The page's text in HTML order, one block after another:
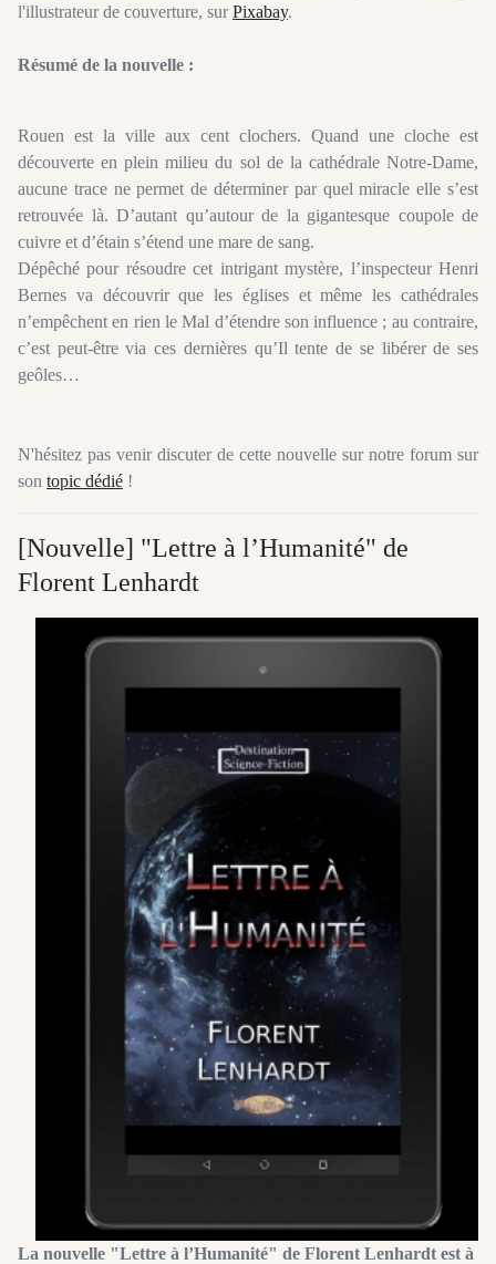
l'illustrateur de couverture, surPixabay.
Résumé de la nouvelle :
Rouen est la ville aux cent clochers. Quand une cloche est
découverte en plein milieu du sol de la cathédrale Notre-Dame,
aucune trace ne permet de déterminer par quel miracle elle s’est
retrouvée là. D’autant qu’autour de la gigantesque coupole de
cuivre et d’étain s’étend une mare de sang.
Dépêché pour résoudre cet intrigant mystère, l’inspecteur Henri
Bernes va découvrir que les églises et même les cathédrales
n’empêchent en rien le Mal d’étendre son influence ; au contraire,
c’est peut-être via ces dernières qu’Il tente de se libérer de ses
geôles…
N'hésitez pas venir discuter de cette nouvelle sur notre forum sur
son topic dédié !
[Nouvelle] "Lettre à l’Humanité" de
Florent Lenhardt
La nouvelle "Lettre à l’Humanité" de Florent Lenhardt est à